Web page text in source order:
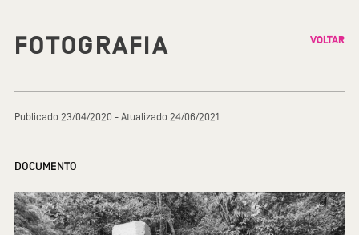
FOTOGRAFIA VOLTAR
Publicado 23/04/2020 - Atualizado 24/06/2021
DOCUMENTO